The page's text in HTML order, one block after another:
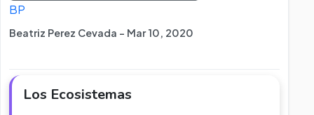
BP
Beatriz Perez Cevada - Mar 10, 2020
Los Ecosistemas